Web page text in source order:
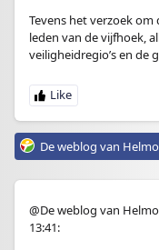
Tevens het verzoek
leden van de vijfhoek,
veiligheidregio’s en de
De weblog van
@De weblog van
13:41: